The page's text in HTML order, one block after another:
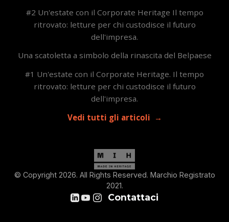
#2 Un'estate con il Corporate Heritage Il tempo
ritrovato: letture per chi custodisce il futuro
dell'impresa.
Una scatoletta a simbolo della rinascita del Belpaese
#1 Un'estate con il Corporate Heritage. Il tempo
ritrovato: letture per chi custodisce il futuro
dell'impresa.
Vedi tutti gli articoli
© Copyright 2026. All Rights Reserved. Marchio Registrato
2021.
Contattaci